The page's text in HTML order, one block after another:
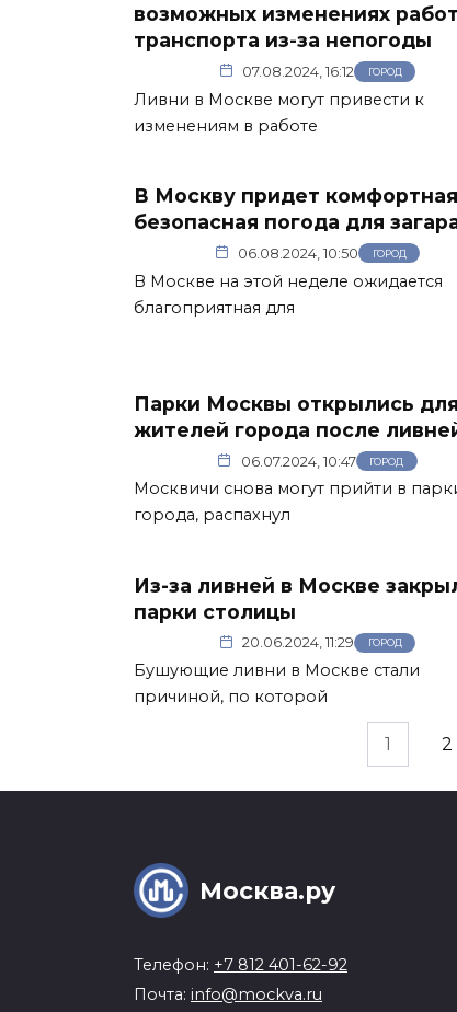
возможных изменениях
транспорта из-за непогоды
07.08.2024, 16:12 ГОРОД
Ливни в Москве могут привести к
изменениям в работе
В Москву придет
безопасная погода для
06.08.2024, 10:50 ГОРОД
В Москве на этой неделе ожидается
благоприятная для
Парки Москвы открылись для
жителей города после
06.07.2024, 10:47 ГОРОД
Москвичи снова могут прийти в
города, распахнул
Из-за ливней в Москве
парки столицы
20.06.2024, 11:29 ГОРОД
Бушующие ливни в Москве стали
причиной, по которой
1 2
Москва.ру
Телефон: +7 812 401-62-92
Почта: info@mockva.ru